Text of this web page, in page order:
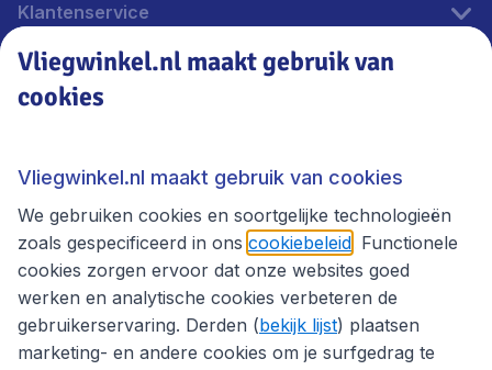
Klantenservice
Vliegwinkel.nl
Thema's
Vliegwinkel.nl maakt gebruik van
cookies
Vliegwinkel.nl maakt gebruik van cookies
We gebruiken cookies en soortgelijke technologieën
zoals gespecificeerd in ons cookiebeleid . Functionele
cookies zorgen ervoor dat onze websites goed
werken en analytische cookies verbeteren de
gebruikerservaring. Derden (bekijk lijst) plaatsen
marketing- en andere cookies om je surfgedrag te